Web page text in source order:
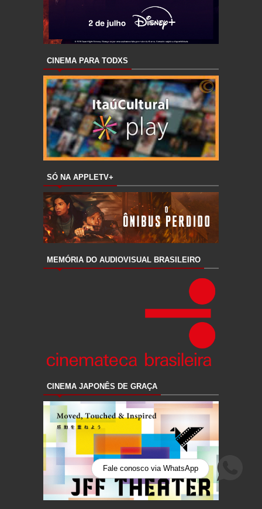
Fale conosco via WhatsApp
CINEMA PARA TODXS
SÓ NA APPLETV+
MEMÓRIA DO AUDIOVISUAL BRASILEIRO
CINEMA JAPONÊS DE GRAÇA